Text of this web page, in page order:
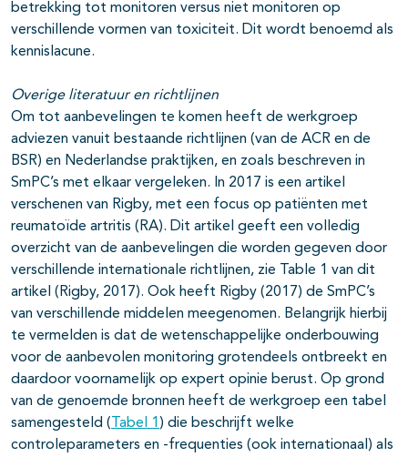
betrekking tot monitoren versus niet monitoren op
verschillende vormen van toxiciteit. Dit wordt benoemd als
kennislacune.
Overige literatuur en richtlijnen
Om tot aanbevelingen te komen heeft de werkgroep
adviezen vanuit bestaande richtlijnen (van de ACR en de
BSR) en Nederlandse praktijken, en zoals beschreven in
SmPC’s met elkaar vergeleken. In 2017 is een artikel
verschenen van Rigby, met een focus op patiënten met
reumatoïde artritis (RA). Dit artikel geeft een volledig
overzicht van de aanbevelingen die worden gegeven door
verschillende internationale richtlijnen, zie Table 1 van dit
artikel (Rigby, 2017). Ook heeft Rigby (2017) de SmPC’s
van verschillende middelen meegenomen. Belangrijk hierbij
te vermelden is dat de wetenschappelijke onderbouwing
voor de aanbevolen monitoring grotendeels ontbreekt en
daardoor voornamelijk op expert opinie berust. Op grond
van de genoemde bronnen heeft de werkgroep een tabel
samengesteld (
Tabel 1 ) die beschrijft welke
controleparameters en -frequenties (ook internationaal) als